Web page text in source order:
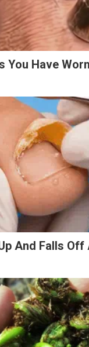
You Have
And Falls